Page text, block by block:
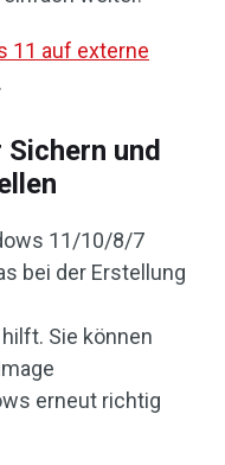
11 auf externe
.
und
11/10/8/7
bei der Erstellung
Sie können
erneut richtig